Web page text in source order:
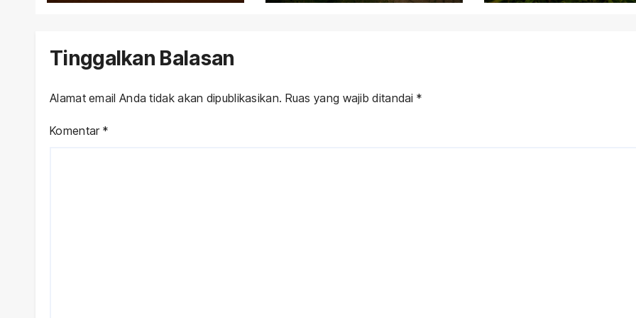
Tinggalkan Balasan
Alamat email Anda tidak akan dipublikasikan. Ruas yang wajib ditandai*
Komentar *